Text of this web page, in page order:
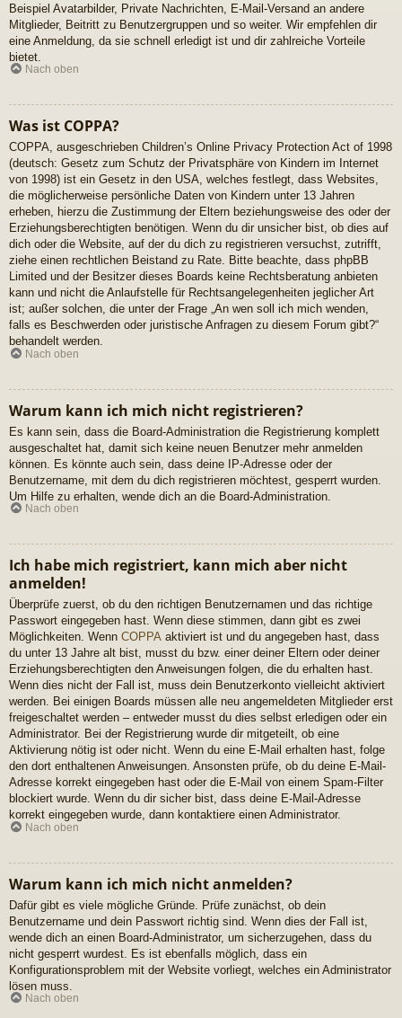
Beispiel Avatarbilder, Private Nachrichten, E-Mail-Versand an andere
Mitglieder, Beitritt zu Benutzergruppen und so weiter. Wir empfehlen dir
eine Anmeldung, da sie schnell erledigt ist und dir zahlreiche Vorteile
bietet.
Nach oben
Was ist COPPA?
COPPA, ausgeschrieben Children’s Online Privacy Protection Act of 1998
(deutsch: Gesetz zum Schutz der Privatsphäre von Kindern im Internet
von 1998) ist ein Gesetz in den USA, welches festlegt, dass Websites,
die möglicherweise persönliche Daten von Kindern unter 13 Jahren
erheben, hierzu die Zustimmung der Eltern beziehungsweise des oder der
Erziehungsberechtigten benötigen. Wenn du dir unsicher bist, ob dies auf
dich oder die Website, auf der du dich zu registrieren versuchst, zutrifft,
ziehe einen rechtlichen Beistand zu Rate. Bitte beachte, dass phpBB
Limited und der Besitzer dieses Boards keine Rechtsberatung anbieten
kann und nicht die Anlaufstelle für Rechtsangelegenheiten jeglicher Art
ist; außer solchen, die unter der Frage „An wen soll ich mich wenden,
falls es Beschwerden oder juristische Anfragen zu diesem Forum gibt?“
behandelt werden.
Nach oben
Warum kann ich mich nicht registrieren?
Es kann sein, dass die Board-Administration die Registrierung komplett
ausgeschaltet hat, damit sich keine neuen Benutzer mehr anmelden
können. Es könnte auch sein, dass deine IP-Adresse oder der
Benutzername, mit dem du dich registrieren möchtest, gesperrt wurden.
Um Hilfe zu erhalten, wende dich an die Board-Administration.
Nach oben
Ich habe mich registriert, kann mich aber nicht
anmelden!
Überprüfe zuerst, ob du den richtigen Benutzernamen und das richtige
Passwort eingegeben hast. Wenn diese stimmen, dann gibt es zwei
Möglichkeiten. Wenn COPPA aktiviert ist und du angegeben hast, dass
du unter 13 Jahre alt bist, musst du bzw. einer deiner Eltern oder deiner
Erziehungsberechtigten den Anweisungen folgen, die du erhalten hast.
Wenn dies nicht der Fall ist, muss dein Benutzerkonto vielleicht aktiviert
werden. Bei einigen Boards müssen alle neu angemeldeten Mitglieder erst
freigeschaltet werden – entweder musst du dies selbst erledigen oder ein
Administrator. Bei der Registrierung wurde dir mitgeteilt, ob eine
Aktivierung nötig ist oder nicht. Wenn du eine E-Mail erhalten hast, folge
den dort enthaltenen Anweisungen. Ansonsten prüfe, ob du deine E-Mail-
Adresse korrekt eingegeben hast oder die E-Mail von einem Spam-Filter
blockiert wurde. Wenn du dir sicher bist, dass deine E-Mail-Adresse
korrekt eingegeben wurde, dann kontaktiere einen Administrator.
Nach oben
Warum kann ich mich nicht anmelden?
Dafür gibt es viele mögliche Gründe. Prüfe zunächst, ob dein
Benutzername und dein Passwort richtig sind. Wenn dies der Fall ist,
wende dich an einen Board-Administrator, um sicherzugehen, dass du
nicht gesperrt wurdest. Es ist ebenfalls möglich, dass ein
Konfigurationsproblem mit der Website vorliegt, welches ein Administrator
lösen muss.
Nach oben